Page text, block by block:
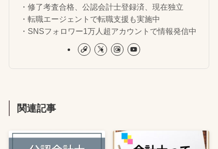
・修了考査合格、公認会計士登録済、現在独立
・転職エージェントで転職支援も実施中
・SNSフォロワー1万人超アカウントで情報発信中
関連記事